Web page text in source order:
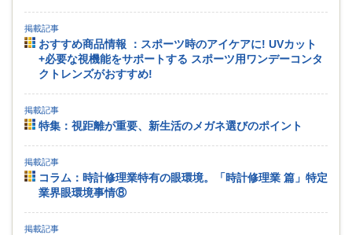
掲載記事
おすすめ商品情報 ：スポーツ時のアイケアに! UVカット
+必要な視機能をサポートする スポーツ用ワンデーコンタ
クトレンズがおすすめ!
掲載記事
特集：視距離が重要、新生活のメガネ選びのポイント
掲載記事
コラム：時計修理業特有の眼環境。「時計修理業 篇」特定
業界眼環境事情⑧
掲載記事